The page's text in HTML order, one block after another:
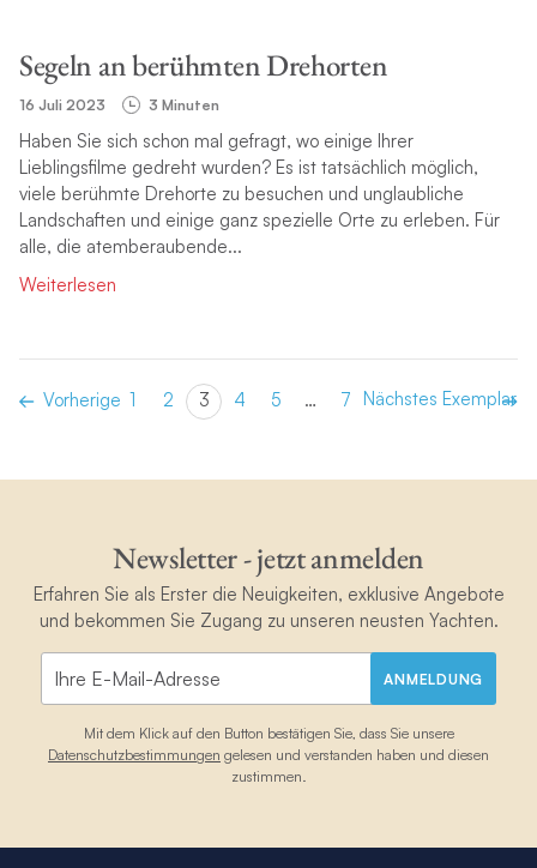
Segeln an berühmten Drehorten
16 Juli 2023 3 Minuten
Haben Sie sich schon mal gefragt, wo einige Ihrer
Lieblingsfilme gedreht wurden? Es ist tatsächlich möglich,
viele berühmte Drehorte zu besuchen und unglaubliche
Landschaften und einige ganz spezielle Orte zu erleben. Für
alle, die atemberaubende...
Weiterlesen
Vorherige 1 2 3 4 5 … 7 Nächstes Exemplar
Newsletter - jetzt anmelden
Erfahren Sie als Erster die Neuigkeiten, exklusive Angebote
und bekommen Sie Zugang zu unseren neusten Yachten.
ANMELDUNG
Mit dem Klick auf den Button bestätigen Sie, dass Sie unsere
Datenschutzbestimmungen gelesen und verstanden haben und diesen
zustimmen.